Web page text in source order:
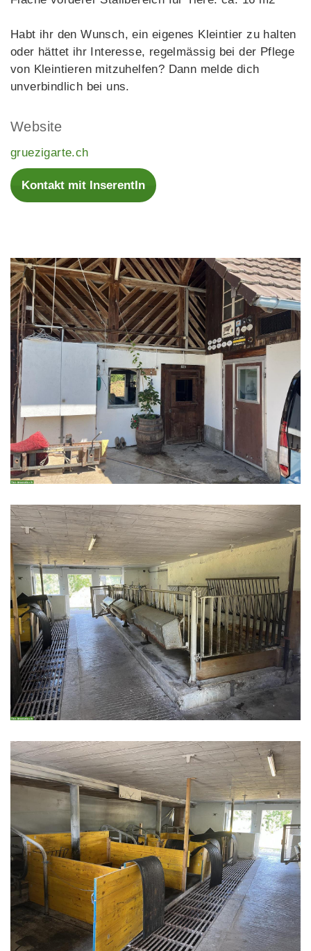
Habt ihr den Wunsch, ein eigenes Kleintier zu halten
oder hättet ihr Interesse, regelmässig bei der Pflege
von Kleintieren mitzuhelfen? Dann melde dich
unverbindlich bei uns.
Website
gruezigarte.ch
Kontakt mit InserentIn